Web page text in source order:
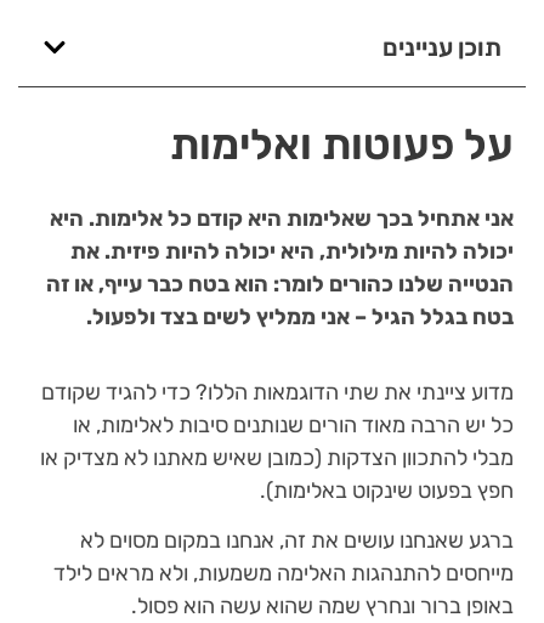
תוכן עניינים
על פעוטות ואלימות
אני אתחיל בכך שאלימות היא קודם כל אלימות. היא
יכולה להיות מילולית, היא יכולה להיות פיזית. את
הנטייה שלנו כהורים לומר: הוא בטח כבר עייף, או זה
בטח בגלל הגיל – אני ממליץ לשים בצד ולפעול.
מדוע ציינתי את שתי הדוגמאות הללו? כדי להגיד שקודם
כל יש הרבה מאוד הורים שנותנים סיבות לאלימות, או
מבלי להתכוון הצדקות (כמובן שאיש מאתנו לא מצדיק או
חפץ בפעוט שינקוט באלימות).
ברגע שאנחנו עושים את זה, אנחנו במקום מסוים לא
מייחסים להתנהגות האלימה משמעות, ולא מראים לילד
באופן ברור ונחרץ שמה שהוא עשה הוא פסול.